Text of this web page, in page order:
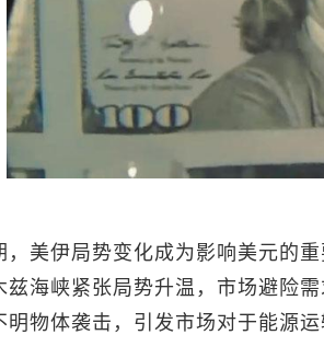
，美伊局势变化成为影响美元的
兹海峡紧张局势升温，市场避险
明物体袭击，引发市场对于能源